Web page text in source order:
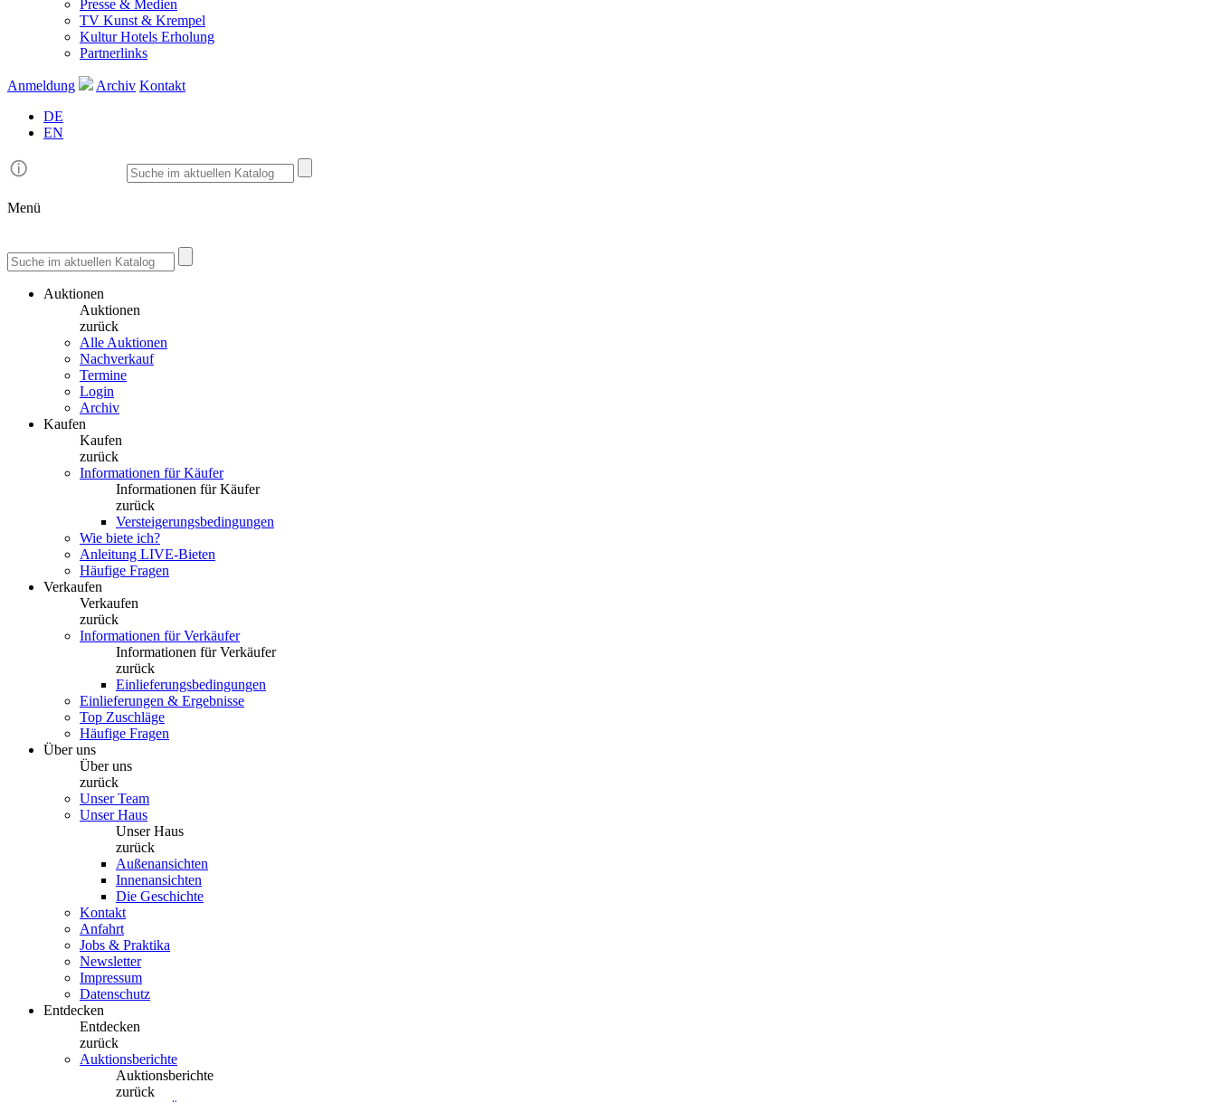
Presse & Medien
TV Kunst & Krempel
Kultur Hotels Erholung
Partnerlinks
Anmeldung Archiv Kontakt
DE
EN
Menü
Auktionen
Auktionen
zurück
Alle Auktionen
Nachverkauf
Termine
Login
Archiv
Kaufen
Kaufen
zurück
Informationen für Käufer
Informationen für Käufer
zurück
Versteigerungsbedingungen
Wie biete ich?
Anleitung LIVE-Bieten
Häufige Fragen
Verkaufen
Verkaufen
zurück
Informationen für Verkäufer
Informationen für Verkäufer
zurück
Einlieferungsbedingungen
Einlieferungen & Ergebnisse
Top Zuschläge
Häufige Fragen
Über uns
Über uns
zurück
Unser Team
Unser Haus
Unser Haus
zurück
Außenansichten
Innenansichten
Die Geschichte
Kontakt
Anfahrt
Jobs & Praktika
Newsletter
Impressum
Datenschutz
Entdecken
Entdecken
zurück
Auktionsberichte
Auktionsberichte
zurück